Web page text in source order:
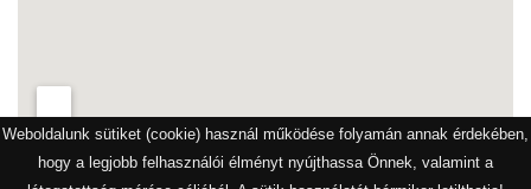
Weboldalunk sütiket (cookie) használ működése folyamán annak érdekében,
hogy a legjobb felhasználói élményt nyújthassa Önnek, valamint a